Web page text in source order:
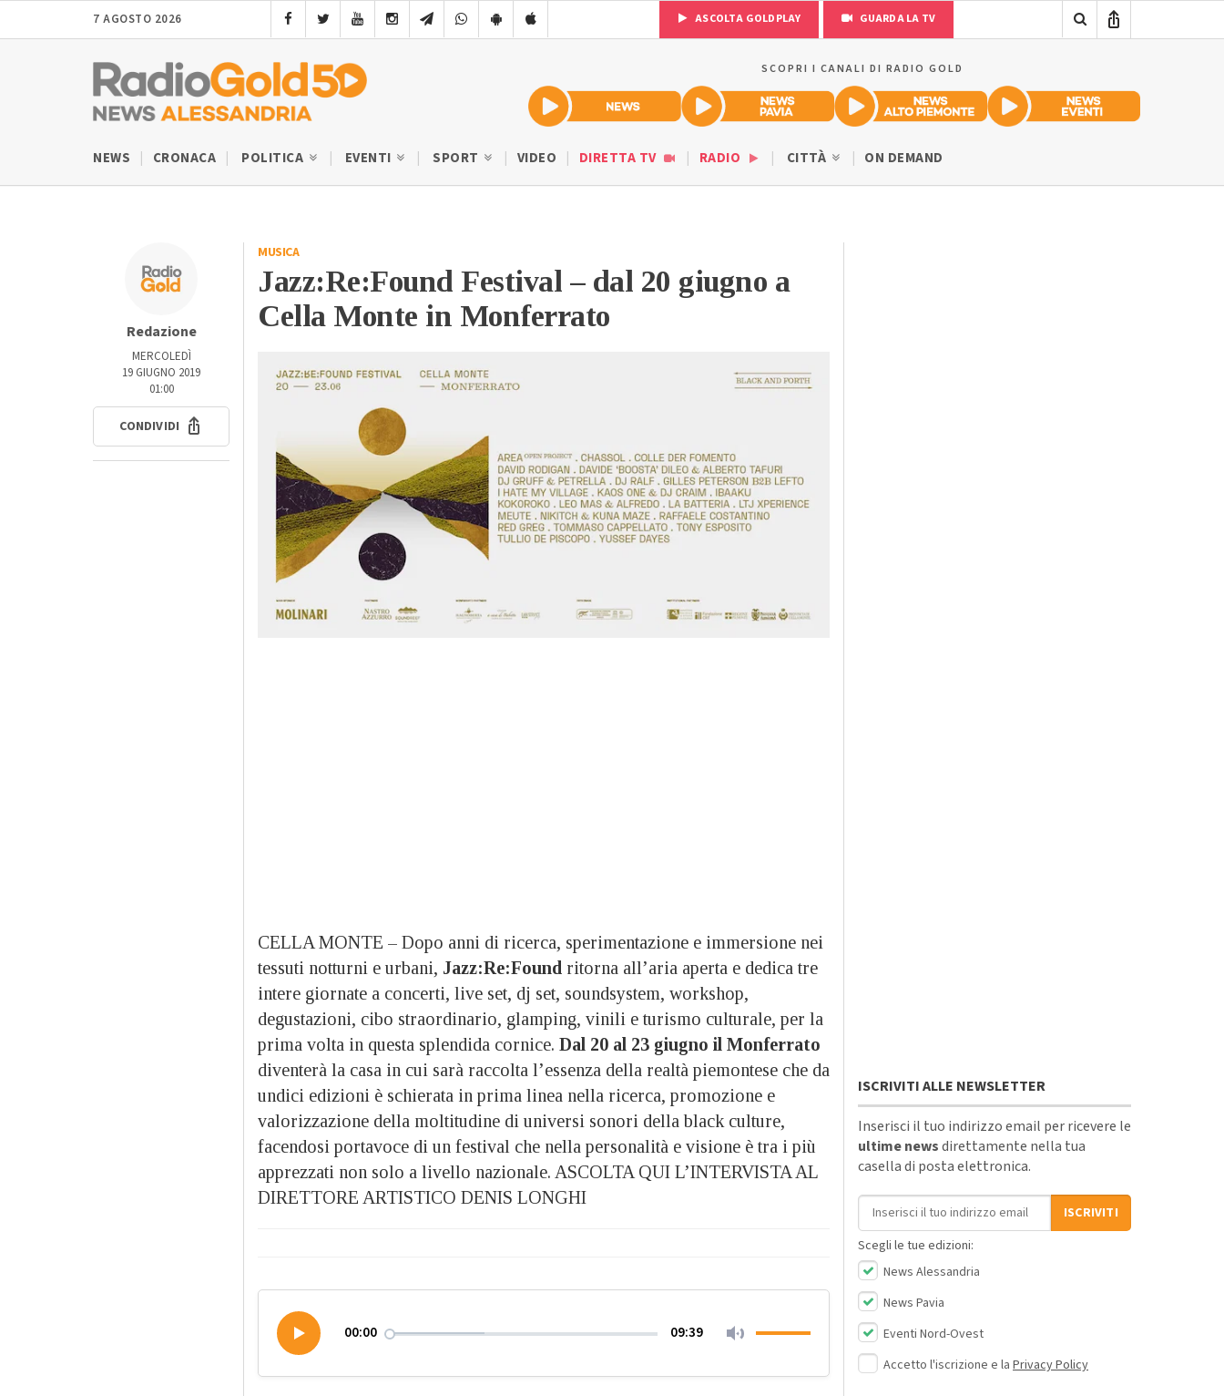
7 AGOSTO 2026 ASCOLTA GOLDPLAY GUARDA LA TV
SCOPRI I CANALI DI RADIO GOLD
NEWS CRONACA POLITICA EVENTI SPORT VIDEO DIRETTA TV RADIO CITTÀ ON DEMAND
Redazione
MERCOLEDÌ
19 GIUGNO 2019
01:00
CONDIVIDI
MUSICA
Jazz:Re:Found Festival – dal 20 giugno a
Cella Monte in Monferrato
CELLA MONTE – Dopo anni di ricerca, sperimentazione e immersione nei
tessuti notturni e urbani, Jazz:Re:Found ritorna all’aria aperta e dedica tre
intere giornate a concerti, live set, dj set, soundsystem, workshop,
degustazioni, cibo straordinario, glamping, vinili e turismo culturale, per la
prima volta in questa splendida cornice. Dal 20 al 23 giugno il Monferrato
diventerà la casa in cui sarà raccolta l’essenza della realtà piemontese che da
undici edizioni è schierata in prima linea nella ricerca, promozione e
valorizzazione della moltitudine di universi sonori della black culture,
facendosi portavoce di un festival che nella personalità e visione è tra i più
apprezzati non solo a livello nazionale. ASCOLTA QUI L’INTERVISTA AL
DIRETTORE ARTISTICO DENIS LONGHI
00:00 09:39
ISCRIVITI ALLE NEWSLETTER
Inserisci il tuo indirizzo email per ricevere le
ultime newsdirettamente nella tua
casella di posta elettronica.
Indirizzo email
ISCRIVITI
Scegli le tue edizioni:
News Alessandria
News Pavia
Eventi Nord-Ovest
Accetto l'iscrizione e la Privacy Policy